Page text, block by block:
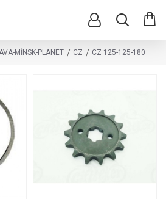
MİNSK-PLANET CZ CZ 125-125-180